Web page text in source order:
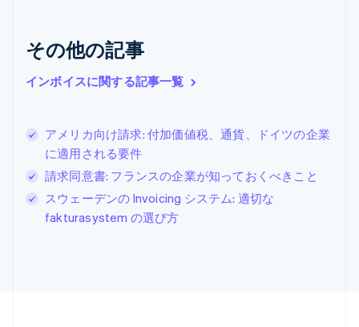
その他の記事
インボイスに関する記事一覧
アメリカ向け請求: 付加価値税、通貨、ドイツの企業
に適用される要件
請求同意書: フランスの企業が知っておくべきこと
スウェーデンの Invoicing システム: 適切な
fakturasystem の選び方
ジブラルタル
English
シンガポール
English 简体中文
スウェーデン
SvenskaEnglish
スペイン
Español English
スロバキア
English